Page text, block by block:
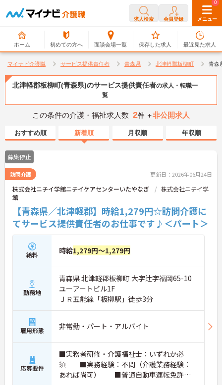
求人検索 会員登録 メニュー
ホーム 初めての方へ 面談会場一覧
0
保存した求人
0
最近見た求人
マイナビ介護職 サービス提供責任者 青森県 北津軽郡板柳町 青森
北津軽郡板柳町(青森県)のサービス提供責任者の求人・転職一
覧
この条件の介護・福祉求人数 2件 ＋非公開求人
おすすめ順 新着順 月収順 年収順
募集停止
訪問介護 更新日：2026年06月24日
株式会社ニチイ学館ニチイケアセンターいたやなぎ
株式会社ニチイ学
館
【青森県／北津軽郡】時給1,279円☆訪問介護に
てサービス提供責任者のお仕事です♪＜パート＞
給料 時給1,279円～1,279円
勤務地
青森県 北津軽郡板柳町 大字辻字福岡65-10
ユーアートビル1F
ＪＲ五能線「板柳駅」徒歩3分
雇用形態 非常勤・パート・アルバイト
応募要件
■実務者研修・介護福祉士：いずれか必
須 ■実務経験：不問（介護業務経験：
あれば尚可） ■普通自動車運転免許：